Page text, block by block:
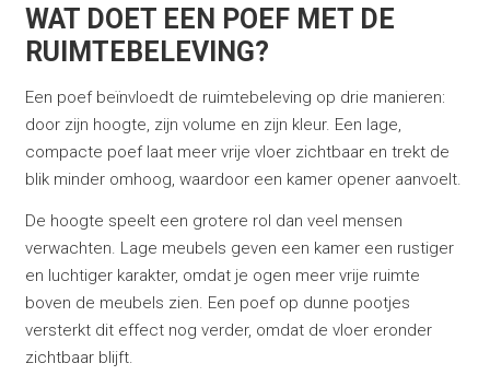
WAT DOET EEN POEF MET DE
RUIMTEBELEVING?
Een poef beïnvloedt de ruimtebeleving op drie manieren:
door zijn hoogte, zijn volume en zijn kleur. Een lage,
compacte poef laat meer vrije vloer zichtbaar en trekt de
blik minder omhoog, waardoor een kamer opener aanvoelt.
De hoogte speelt een grotere rol dan veel mensen
verwachten. Lage meubels geven een kamer een rustiger
en luchtiger karakter, omdat je ogen meer vrije ruimte
boven de meubels zien. Een poef op dunne pootjes
versterkt dit effect nog verder, omdat de vloer eronder
zichtbaar blijft.